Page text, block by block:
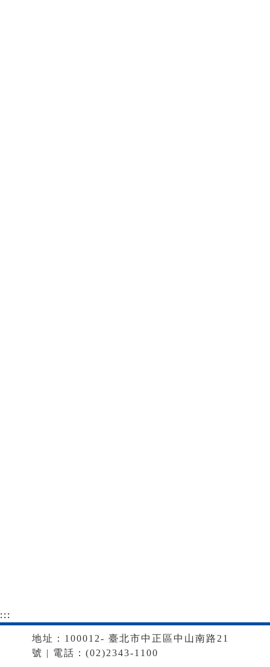
:::
地址：100012- 臺北市中正區中山南路21
號 | 電話：(02)2343-1100